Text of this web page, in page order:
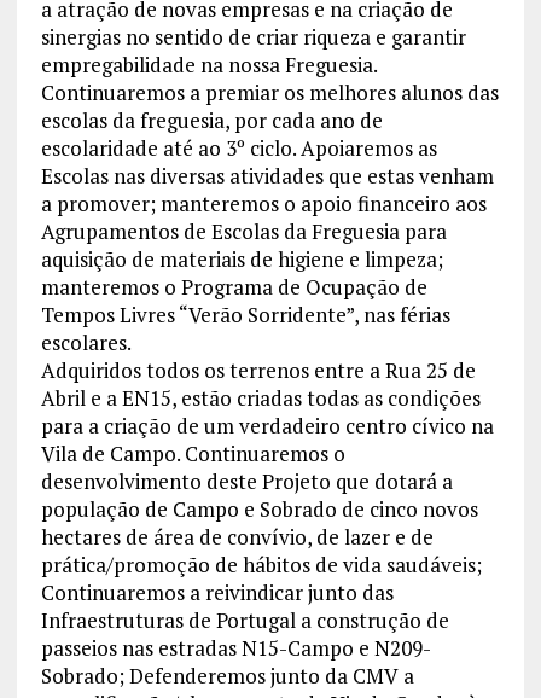
a atração de novas empresas e na criação de
sinergias no sentido de criar riqueza e garantir
empregabilidade na nossa Freguesia.
Continuaremos a premiar os melhores alunos das
escolas da freguesia, por cada ano de
escolaridade até ao 3º ciclo. Apoiaremos as
Escolas nas diversas atividades que estas venham
a promover; manteremos o apoio financeiro aos
Agrupamentos de Escolas da Freguesia para
aquisição de materiais de higiene e limpeza;
manteremos o Programa de Ocupação de
Tempos Livres “Verão Sorridente”, nas férias
escolares.
Adquiridos todos os terrenos entre a Rua 25 de
Abril e a EN15, estão criadas todas as condições
para a criação de um verdadeiro centro cívico na
Vila de Campo. Continuaremos o
desenvolvimento deste Projeto que dotará a
população de Campo e Sobrado de cinco novos
hectares de área de convívio, de lazer e de
prática/promoção de hábitos de vida saudáveis;
Continuaremos a reivindicar junto das
Infraestruturas de Portugal a construção de
passeios nas estradas N15-Campo e N209-
Sobrado; Defenderemos junto da CMV a